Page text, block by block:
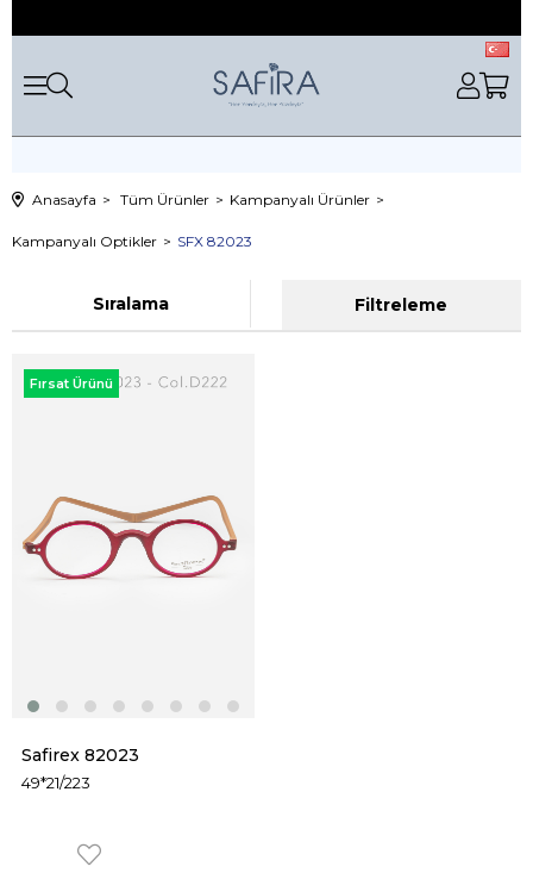
Anasayfa Tüm Ürünler Kampanyalı Ürünler
Kampanyalı Optikler SFX 82023
Filtreleme
Sıralama
Safirex 82023
49*21/223
Fırsat Ürünü